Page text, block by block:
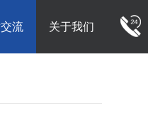
流 关于我们